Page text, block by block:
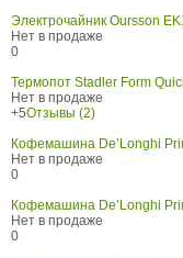
Электрочайник Oursson
Нет в продаже
0
Термопот Stadler Form
Нет в продаже
+5Отзывы (2)
Кофемашина De’Longhi
Нет в продаже
0
Кофемашина De’Longhi
Нет в продаже
0